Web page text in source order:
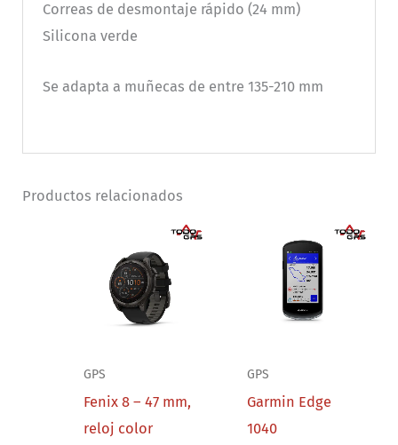
nailon
Correas de desmontaje rápido (24 mm)
Silicona verde
Se adapta a muñecas de entre 135-210 mm
Productos relacionados
GPS
Fenix 8 – 47 mm,
reloj color
GPS
Garmin Edge
1040